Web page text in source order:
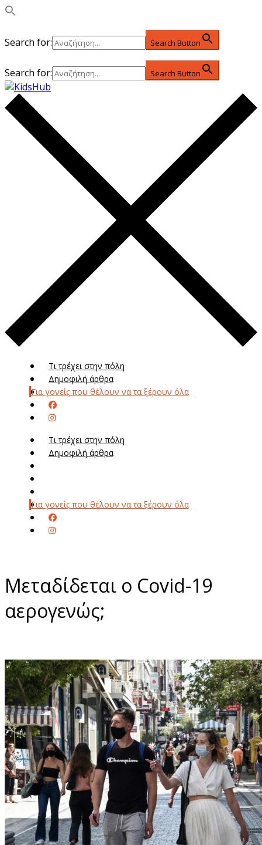
Search for: Search Button
Search for: Search Button
Τι τρέχει στην πόλη
Δημοφιλή άρθρα
Για γονείς που θέλουν να τα ξέρουν όλα
Τι τρέχει στην πόλη
Δημοφιλή άρθρα
Για γονείς που θέλουν να τα ξέρουν όλα
Μεταδίδεται ο Covid-19
αερογενώς;